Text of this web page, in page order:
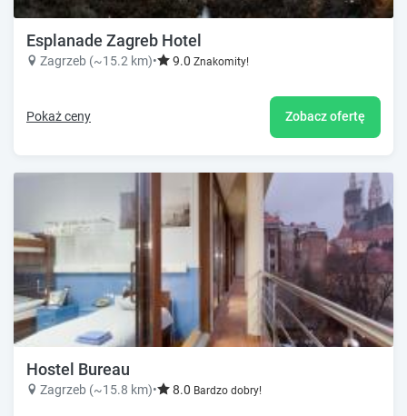
Esplanade Zagreb Hotel
Zagrzeb (~15.2 km)• 9.0 Znakomity!
Pokaż ceny Zobacz ofertę
Hostel Bureau
Zagrzeb (~15.8 km)• 8.0 Bardzo dobry!